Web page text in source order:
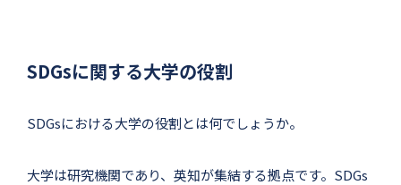
SDGsに関する大学の役割
SDGsにおける大学の役割とは何でしょうか。
大学は研究機関であり、英知が集結する拠点です。SDGs